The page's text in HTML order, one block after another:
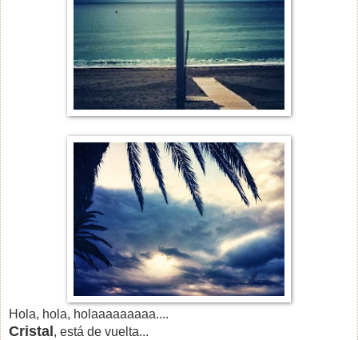
Hola, hola, holaaaaaaaaa....
Cristal, está de vuelta...